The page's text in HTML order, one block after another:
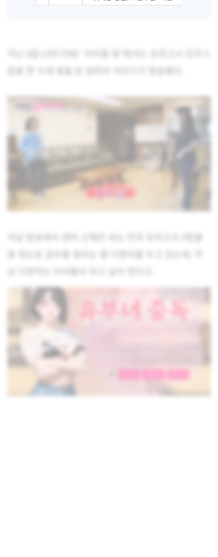
지난 8일 LIFETIME ‘아이돌 맘’에서는 모의고사 전국 5
등을 한 수재 딸을 둔 엄마의 이야기가 방송됐다.
이날 방송에서 엄마 신재은 씨는 전국 모의고사 5등을
할 정도로 공부를 잘하는 딸 다현이를 두고 있는데, 막
상 다현이는 아이돌이 되고 싶어 한다고.